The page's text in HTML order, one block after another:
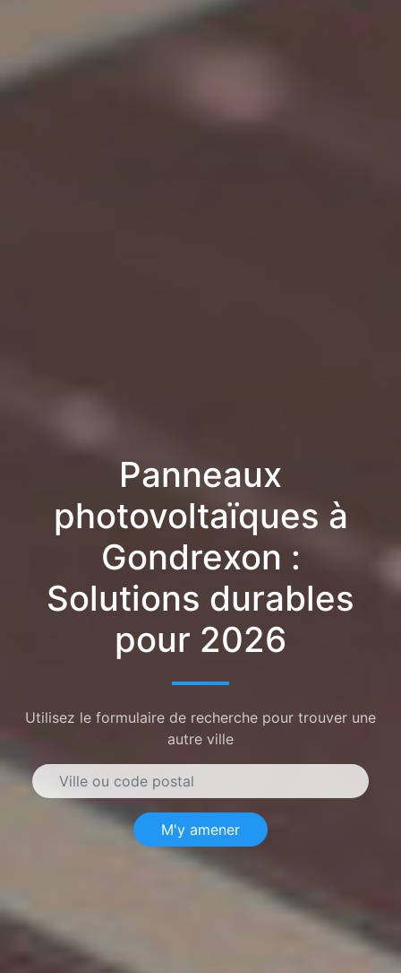
Panneaux
photovoltaïques à
Gondrexon :
Solutions durables
pour 2026
Utilisez le formulaire de recherche pour trouver une
autre ville
M'y amener